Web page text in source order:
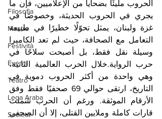
Filosofia
Mostre
Festività
Eventi
Teatro
Lega Araba
Società
يجري في الحروب الحديثة، وخصوصًا في
غزة ولبنان، يمثل تحوّلًا خطيرًا في طبيعة
حرب الرواية.خلال الحرب العالمية الثانية،
وهي واحدة من أكثر الحروب دموية في
الأرقام الموثقة. ورغم أن الحرب شملت
قارات كاملة وملايين القتلى، إلا أن الصحفي